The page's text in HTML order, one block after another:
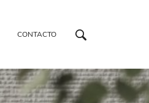
CONTACTO